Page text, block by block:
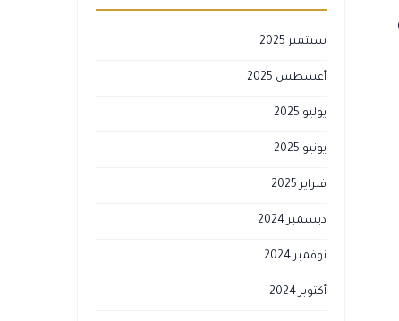
سبتمبر 2025
أغسطس 2025
يوليو 2025
يونيو 2025
فبراير 2025
ديسمبر 2024
نوفمبر 2024
أكتوبر 2024